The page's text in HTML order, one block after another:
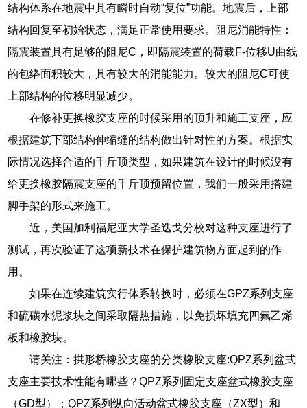
结构体系在地震中具有瞬时自动“复位”功能。地震后，上部
结构回复至初始状态，满足正常使用要求。阻尼消能特性：
隔震装置具有足够的阻尼C，即隔震装置的荷载F-位移U曲线
的包络面积较大，具有较大的消能能力。较大的阻尼C可使
上部结构的位移明显减少。
在修补更换橡胶支座的时候采用的顶升和施工支座，应
根据建筑下部结构伸缩缝的结构做出针对性的方案。根据实
际情况选择合适的千斤顶类型，如果建筑在设计的时候没有
给更换橡胶隔震支座的千斤顶预留位置，我们一般采用搭建
脚手架的形式来施工。
近，美国加利福尼亚大学圣迭戈分校对这种支座进行了
测试，再次验证了这项新技术在保护建筑物方面起到的作
用。
如果在连续建筑实行体系转换时，必须在GPZ系列支座
和硫磺水泥浆块之间采取隔热措施，以免损坏填充四氟乙烯
板和橡胶块。
请关注：拱形桥橡胶支座的分类橡胶支座:QPZ系列盆式
支座主要技术性能有哪些？QPZ系列固定支座盆式橡胶支座
（GD型）；QPZ系列纵向活动盆式橡胶支座（ZX型）和